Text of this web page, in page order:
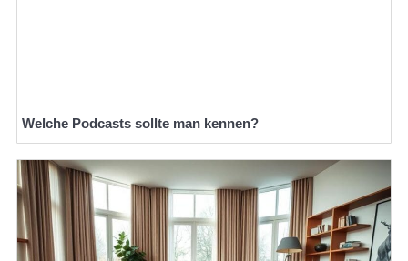
Welche Podcasts sollte man kennen?